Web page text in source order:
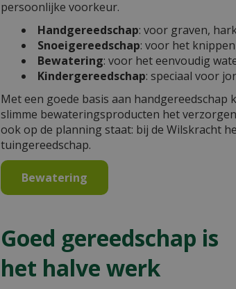
persoonlijke voorkeur.
Handgereedschap: voor graven,
Snoeigereedschap: voor het
Bewatering: voor het eenvoudig
Kindergereedschap: speciaal voor
Met een goede basis aan
slimme bewateringsproducten het
ook op de planning staat: bij de Wilskracht
tuingereedschap.
Bewatering
Goed gereedschap is
het halve werk